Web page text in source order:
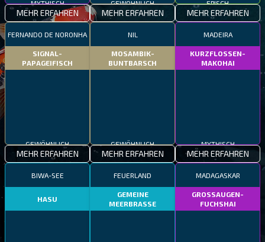
MEHR ERFAHREN MEHR ERFAHREN MEHR ERFAHREN
FERNANDO DE NORONHA
SIGNAL-
PAPAGEIFISCH
MEHR ERFAHREN
NIL
MOSAMBIK-
BUNTBARSCH
MEHR ERFAHREN
MADEIRA
KURZFLOSSEN-
MAKOHAI
MEHR ERFAHREN
BIWA-SEE
HASU
FEUERLAND
GEMEINE
MEERBRASSE
MADAGASKAR
GROSSAUGEN-
FUCHSHAI